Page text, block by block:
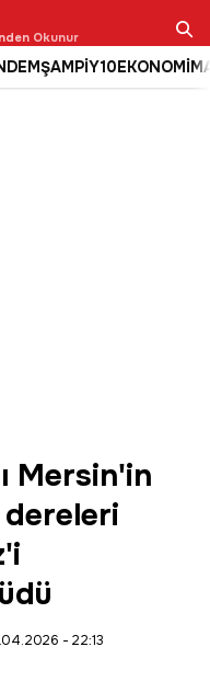
Okunur
ŞAMPİY10EKONOMİ
Ara
Mersin'in
- 22:13